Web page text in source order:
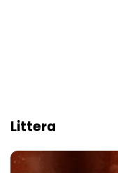
Littera